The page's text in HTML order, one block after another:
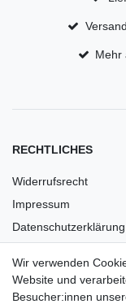
Mehr
RECHTLICHES
Widerrufsrecht
Impressum
Datenschutzerklärung
Versandkosten
Barrierefreiheit
Wir verwenden
Website und
Besucher:innen